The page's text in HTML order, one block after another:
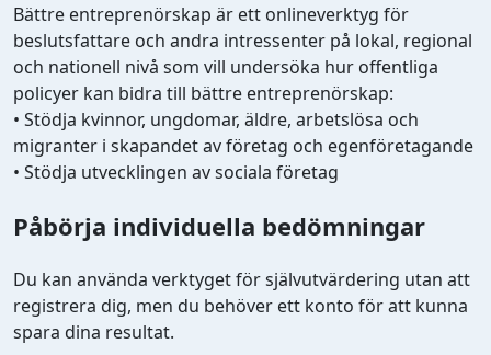
Bättre entreprenörskap är ett onlineverktyg för
beslutsfattare och andra intressenter på lokal, regional
och nationell nivå som vill undersöka hur offentliga
policyer kan bidra till bättre entreprenörskap:
• Stödja kvinnor, ungdomar, äldre, arbetslösa och
migranter i skapandet av företag och egenföretagande
• Stödja utvecklingen av sociala företag
Påbörja individuella bedömningar
Du kan använda verktyget för självutvärdering utan att
registrera dig, men du behöver ett konto för att kunna
spara dina resultat.